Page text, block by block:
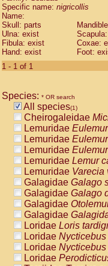
CebidaeSaguinus
Cebidae Saguinus
Cebidae Saguinus
Cebidae Saguinus
Cebidae Saguinus
Cebidae
CebidaeCebus
CebidaeCebus
CebidaeCebus
CebidaeSaimiri
CebidaeSaimiri
AtelidaeAlouatta
AtelidaeAlouatta
AtelidaeAlouatta
AtelidaeAlouatta
AtelidaeAteles
AtelidaeAteles
AtelidaeAteles
AtelidaeAtelesspp.
AtelidaeLagothrix
AtelidaeLagothrix
Pitheciidae
Specific name: nigricollis
Name:
Skull: parts
Ulna: exist
Fibula: exist
Coxae:
Hand: exist
Foot:
1 - 1 of 1
Species: * OR search
All species(1)
Cheirogaleidae
Lemuridae
Lemuridae
Lemuridae
Lemuridae Lemur
Lemuridae Varecia
Galagidae Galago
Galagidae Galago
Galagidae
Galagidae
Loridae Loris
Loridae
Loridae
Loridae